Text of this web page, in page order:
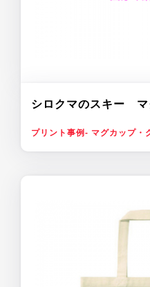
シロクマのスキー マ
プリント事例- マグカップ・